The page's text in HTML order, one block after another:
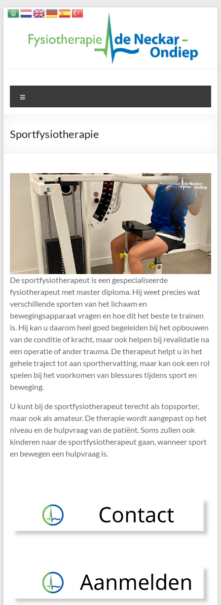
Ga
Fysiotherapie
de
Neckar-
Ondiep
van
grootste
fysiotherapie
praktijken
omgeving
Utrecht
Sportfysiotherapie
De sportfysiotherapeut is een gespecialiseerde
fysiotherapeut met master diploma. Hij weet precies wat
verschillende sporten van het lichaam en
bewegingsapparaat vragen en hoe dit het beste te trainen
is. Hij kan u daarom heel goed begeleiden bij het opbouwen
van de conditie of kracht, maar ook helpen bij revalidatie na
een operatie of ander trauma. De therapeut helpt u in het
gehele traject tot aan sporthervatting, maar kan ook een rol
spelen bij het voorkomen van blessures tijdens sport en
beweging.
U kunt bij de sportfysiotherapeut terecht als topsporter,
maar ook als amateur. De therapie wordt aangepast op het
niveau en de hulpvraag van de patiënt. Soms zullen ook
kinderen naar de sportfysiotherapeut gaan, wanneer sport
en bewegen een hulpvraag is.